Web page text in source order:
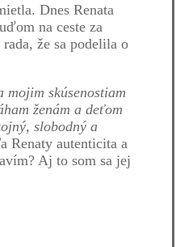
Dnes Renata
na ceste za
že sa podelila o
mojim skúsenostiam
ženám a deťom
slobodný a
Renaty autenticita a
Aj to som sa jej